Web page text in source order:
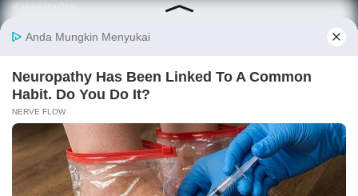
KatadataOto
Email
Daftar
Tentang Katadata Advertising Karier
Pedoman Media Siber